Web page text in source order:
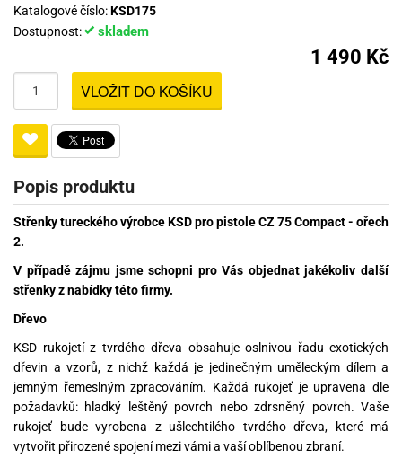
Katalogové číslo:KSD175
Dostupnost:
skladem
1 490 Kč
VLOŽIT DO KOŠÍKU
Popis produktu
Střenky tureckého výrobce KSD pro pistole CZ 75 Compact - ořech
2.
V případě zájmu jsme schopni pro Vás objednat jakékoliv další
střenky z nabídky této firmy.
Dřevo
KSD rukojetí z tvrdého dřeva obsahuje oslnivou řadu exotických
dřevin a vzorů, z nichž každá je jedinečným uměleckým dílem a
jemným řemeslným zpracováním. Každá rukojeť je upravena dle
požadavků: hladký leštěný povrch nebo zdrsněný povrch. Vaše
rukojeť bude vyrobena z ušlechtilého tvrdého dřeva, které má
vytvořit přirozené spojení mezi vámi a vaší oblíbenou zbraní.